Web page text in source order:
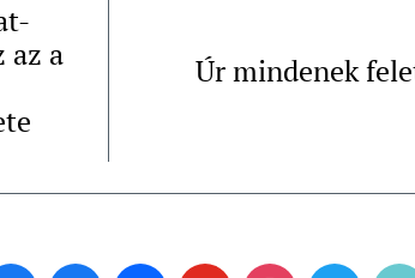
az a
Úr mindenek